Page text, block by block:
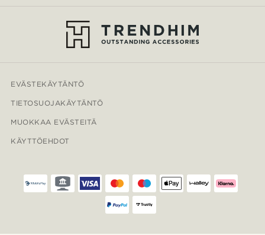
EVÄSTEKÄYTÄNTÖ
TIETOSUOJAKÄYTÄNTÖ
MUOKKAA EVÄSTEITÄ
KÄYTTÖEHDOT